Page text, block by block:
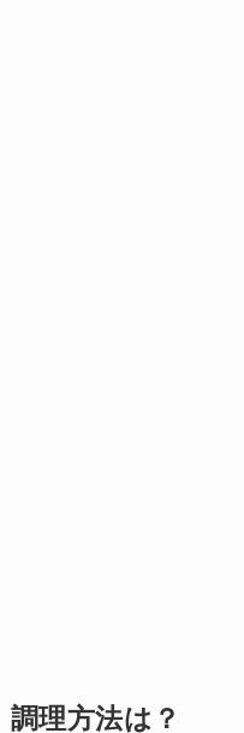
調理方法は？